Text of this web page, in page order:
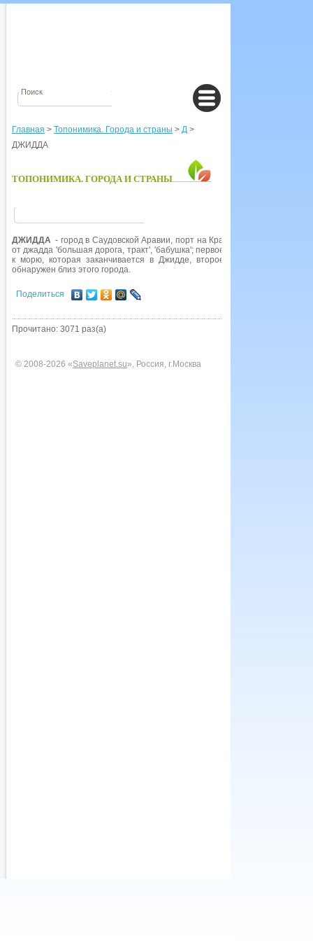
Главная > Топонимика. Города и страны > Д >
ДЖИДДА
ТОПОНИМИКА. ГОРОДА И СТРАНЫ
ДЖИДДА - город в Саудовской Аравии, порт на Красном море.
от джадда 'большая дорога, тракт', 'бабушка'; первое значение может
к морю, которая заканчивается в Джидде, второе с праматерью
обнаружен близ этого города.
Поделиться
Прочитано: 3071 раз(а)
© 2008-2026 «Saveplanet.su», Россия, г.Москва